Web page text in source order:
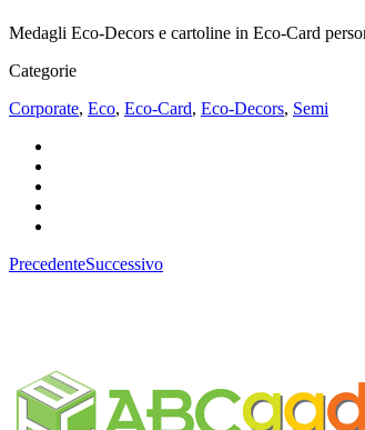
Medagli Eco-Decors e cartoline in Eco-Card
Categorie
Corporate, Eco, Eco-Card, Eco-Decors, Semi
PrecedenteSuccessivo